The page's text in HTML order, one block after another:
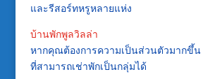
และรีสอร์ทหรูหลายแห่ง
บ้านพักพูลวิลล่า
หากคุณต้องการความเป็นส่วนตัวมากขึ้
ที่สามารถเช่าพักเป็นกลุ่มได้